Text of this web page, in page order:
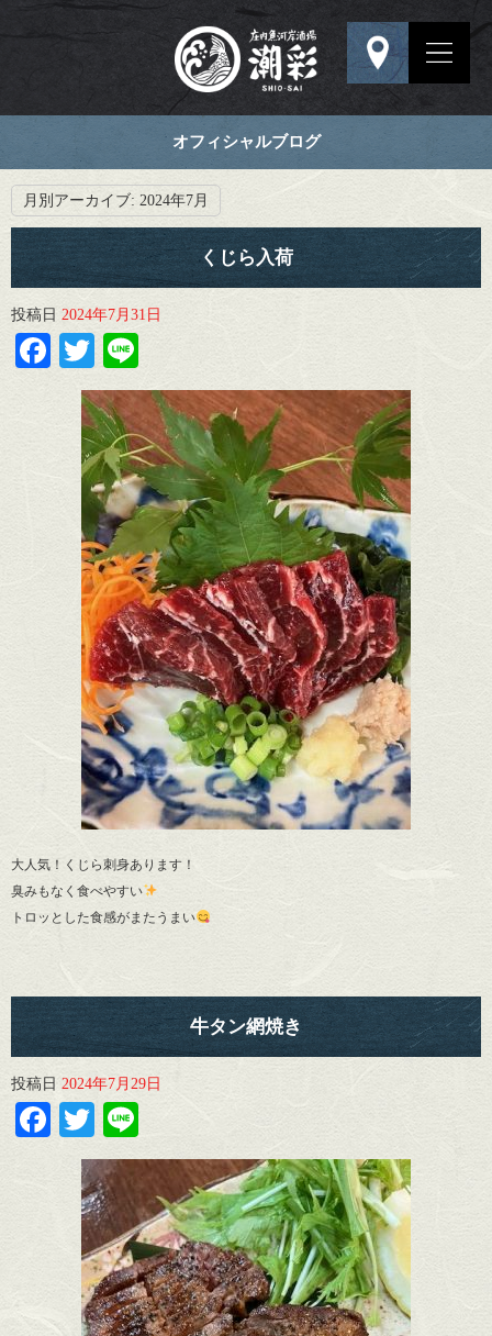
オフィシャルブログ
月別アーカイブ: 2024年7月
くじら入荷
投稿日 2024年7月31日
Facebook
Twitter
大人気！くじら刺身あります！
臭みもなく食べやすい
トロッとした食感がまたうまい
牛タン網焼き
投稿日 2024年7月29日
Facebook
Twitter